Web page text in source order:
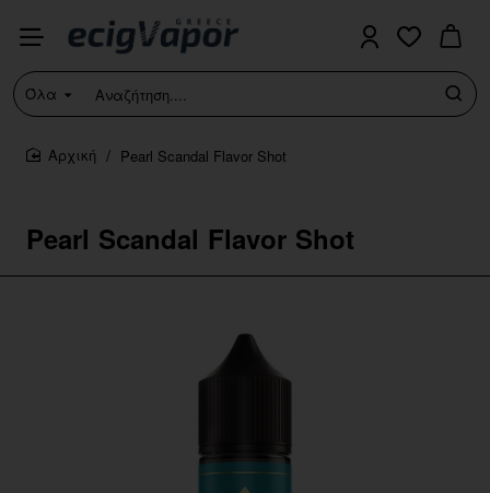
Όλα
Αναζήτηση....
Pearl Scandal Flavor Shot
home
Pearl Scandal Flavor Shot